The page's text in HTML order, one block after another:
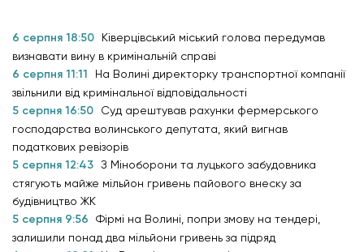
6 серпня 18:50
Ківерцівський міський голова передумав
визнавати вину в кримінальній справі
6 серпня 11:11
На Волині директорку транспортної компанії
звільнили від кримінальної відповідальності
5 серпня 16:50
Суд арештував рахунки фермерського
господарства волинського депутата, який вигнав
податкових ревізорів
5 серпня 12:43 З Міноборони та луцького забудовника
стягують майже мільйон гривень пайового внеску за
будівництво ЖК
5 серпня 9:56
Фірмі на Волині, попри змову на тендері,
залишили понад два мільйони гривень за підряд